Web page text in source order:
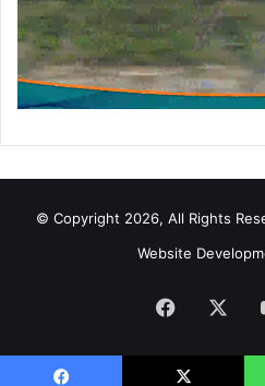
© Copyright 2026, All Rights
Website